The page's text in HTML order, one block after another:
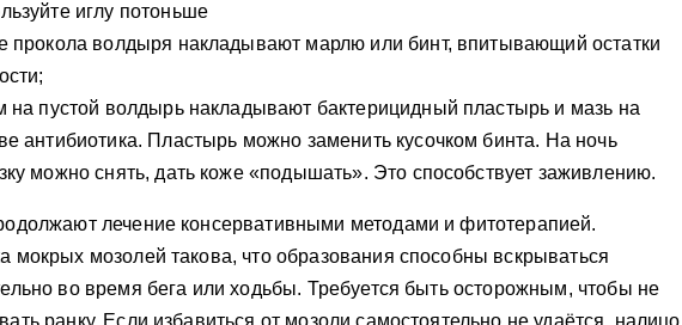
иглу потоньше
прокола волдыря накладывают марлю или бинт, впитывающий остатки
на пустой волдырь накладывают бактерицидный пластырь и мазь на
антибиотика. Пластырь можно заменить кусочком бинта. На ночь
можно снять, дать коже «подышать». Это способствует заживлению.
лечение консервативными методами и фитотерапией.
мокрых мозолей такова, что образования способны вскрываться
во время бега или ходьбы. Требуется быть осторожным, чтобы не